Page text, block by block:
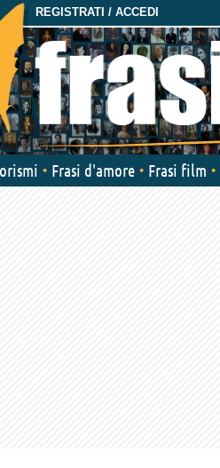
REGISTRATI / ACCEDI
Frasi d'amore Frasi film